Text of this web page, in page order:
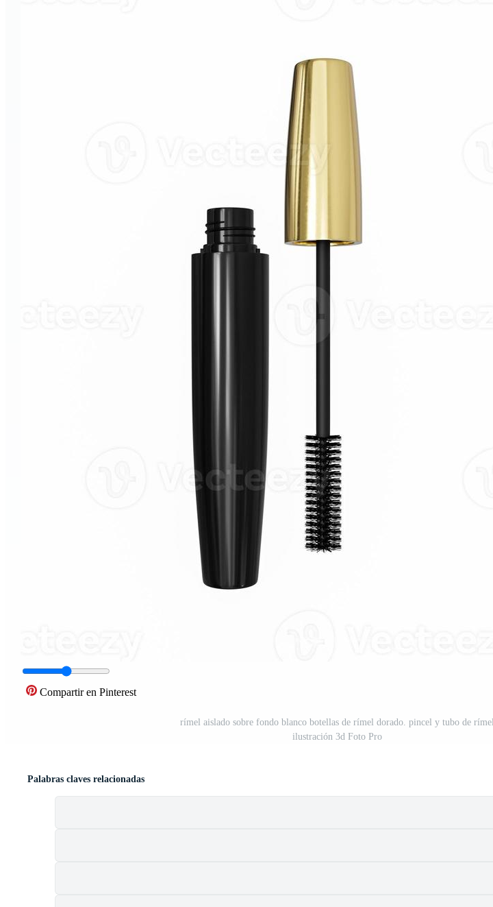
Compartir en Pinterest
rímel aislado sobre fondo blanco botellas de rímel dorado. pincel y tubo de rímel
ilustración 3d Foto Pro
Palabras claves relacionadas